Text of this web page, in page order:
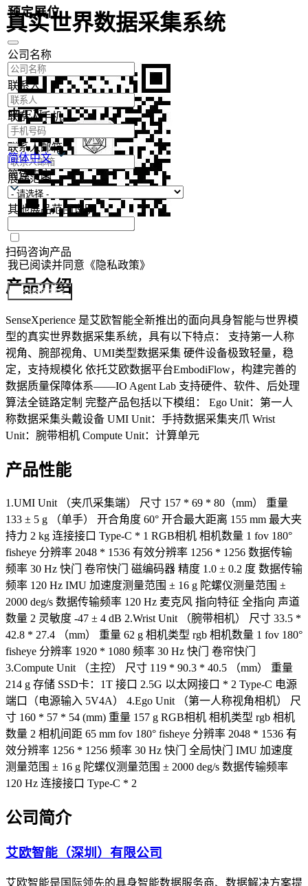
真实世界数据采集系统
扫码咨询产品
产品介绍
SenseXperience 是艾欧智能全新推出的面向具身智能与世界模
型的真实世界数据采集系统，具有以下特点： 支持第一人称
视角、腕部视角、UMI类型数据采集 硬件设备极致轻量，稳
定，支持规模化 依托艾欧数据平台EmbodiFlow，构建完善的
数据质量保障体系——IO Agent Lab 支持硬件、软件、后处理
算法全链路定制 完整产品包括以下模组： Ego Unit：第一人
称数据采集头戴设备 UMI Unit：手持数据采集夹爪 Wrist
Unit：腕带相机 Compute Unit：计算单元
产品性能
1.UMI Unit （夹爪采集端） 尺寸 157 * 69 * 80（mm） 重量
133 ± 5 g （单手） 开合角度 60° 开合最大距离 155 mm 最大夹
持力 2 kg 连接接口 Type-C * 1 RGB相机 相机数量 1 fov 180°
fisheye 分辨率 2048 * 1536 有效分辨率 1256 * 1256 数据传输
频率 30 Hz 快门 卷帘快门 磁编码器 精度 1.0 ± 0.2 度 数据传输
频率 120 Hz IMU 加速度测量范围 ± 16 g 陀螺仪测量范围 ±
2000 deg/s 数据传输频率 120 Hz 麦克风 指向特征 全指向 声道
数量 2 灵敏度 -47 ± 4 dB 2.Wrist Unit （腕带相机） 尺寸 33.5 *
42.8 * 27.4 （mm） 重量 62 g 相机类型 rgb 相机数量 1 fov 180°
fisheye 分辨率 1920 * 1080 频率 30 Hz 快门 卷帘快门
3.Compute Unit （主控） 尺寸 119 * 90.3 * 40.5 （mm） 重量
214 g 存储 SSD卡：1T 接口 2.5G 以太网接口 * 2 Type-C 电源
端口（电源输入 5V4A） 4.Ego Unit （第一人称视角相机） 尺
寸 160 * 57 * 54 (mm) 重量 157 g RGB相机 相机类型 rgb 相机
数量 2 相机间距 65 mm fov 180° fisheye 分辨率 2048 * 1536 有
效分辨率 1256 * 1256 频率 30 Hz 快门 全局快门 IMU 加速度
测量范围 ± 16 g 陀螺仪测量范围 ± 2000 deg/s 数据传输频率
120 Hz 连接接口 Type-C * 2
公司简介
艾欧智能（深圳）有限公司
艾欧智能是国际领先的具身智能数据服务商、数据解决方案提
预定展位
公司名称
联系人
联系人手机
联系人邮箱
展品范围
其他展品范围说明
我已阅读并同意《隐私政策》
提交参展报名
中/EN
简体中文
简体中文